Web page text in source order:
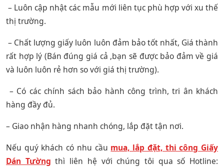
– Luôn cập nhật các mẫu mới liên tục phù hợp với xu thế
thị trường.
– Chất lượng giấy luôn luôn đảm bảo tốt nhất, Giá thành
rất hợp lý (Bán đúng giá cả ,bạn sẽ được bảo đảm về giá
và luôn luôn rẻ hơn so với giá thị trường).
– Có các chính sách bảo hành công trình, tri ân khách
hàng đầy đủ.
– Giao nhận hàng nhanh chóng, lắp đặt tận nơi.
Nếu quý khách có nhu cầu mua, lắp đặt, thi công Giấy
Dán Tường thì liên hệ với chúng tôi qua số Hotline: